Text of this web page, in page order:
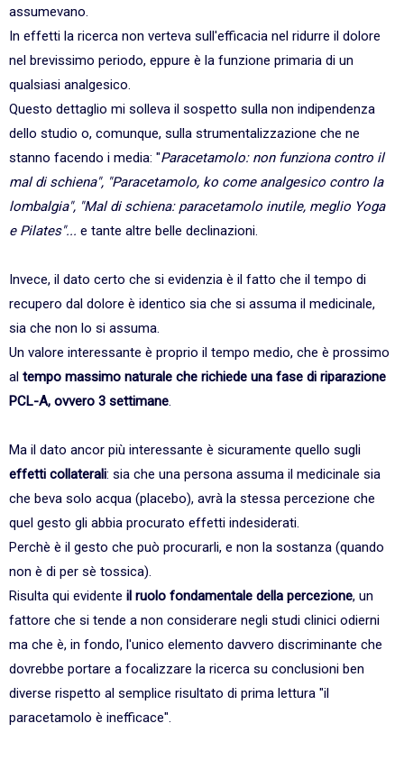
assumevano.
In effetti la ricerca non verteva sull'efficacia nel ridurre il dolore
nel brevissimo periodo, eppure è la funzione primaria di un
qualsiasi analgesico.
Questo dettaglio mi solleva il sospetto sulla non indipendenza
dello studio o, comunque, sulla strumentalizzazione che ne
stanno facendo i media: "Paracetamolo: non funziona contro il
mal di schiena", "Paracetamolo, ko come analgesico contro la
lombalgia", "Mal di schiena: paracetamolo inutile, meglio Yoga
e Pilates"... e tante altre belle declinazioni.
Invece, il dato certo che si evidenzia è il fatto che il tempo di
recupero dal dolore è identico sia che si assuma il medicinale,
sia che non lo si assuma.
Un valore interessante è proprio il tempo medio, che è prossimo
al tempo massimo naturale che richiede una fase di riparazione
PCL-A, ovvero 3 settimane.
Ma il dato ancor più interessante è sicuramente quello sugli
effetti collaterali: sia che una persona assuma il medicinale sia
che beva solo acqua (placebo), avrà la stessa percezione che
quel gesto gli abbia procurato effetti indesiderati.
Perchè è il gesto che può procurarli, e non la sostanza (quando
non è di per sè tossica).
Risulta qui evidente il ruolo fondamentale della percezione, un
fattore che si tende a non considerare negli studi clinici odierni
ma che è, in fondo, l'unico elemento davvero discriminante che
dovrebbe portare a focalizzare la ricerca su conclusioni ben
diverse rispetto al semplice risultato di prima lettura "il
paracetamolo è inefficace".